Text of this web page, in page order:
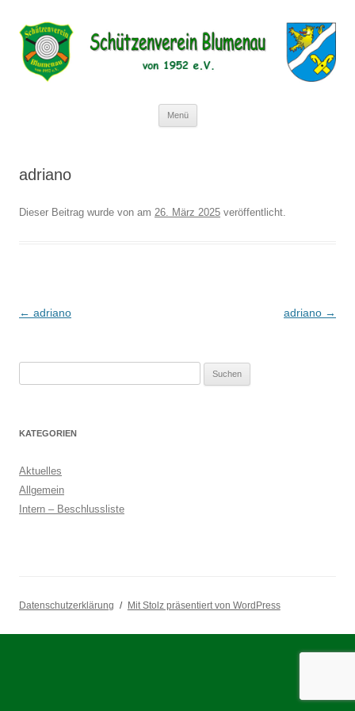
Schützenverein Blumenau von 1952
e.V.
Menü
adriano
Dieser Beitrag wurde von am 26. März 2025 veröffentlicht.
Beitragsnavigation
← adriano adriano →
KATEGORIEN
Aktuelles
Allgemein
Intern – Beschlussliste
Datenschutzerklärung Mit Stolz präsentiert von WordPress